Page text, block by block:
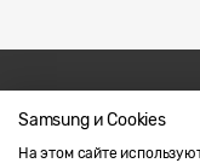
Samsung и Cookies
На этом сайте
Условия